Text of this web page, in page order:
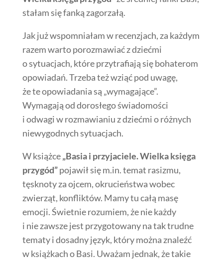
stałam się fanką zagorzałą.
Jak już wspomniałam w recenzjach, za każdym
razem warto porozmawiać z dziećmi
o sytuacjach, które przytrafiają się bohaterom
opowiadań. Trzeba też wziąć pod uwagę,
że te opowiadania są „wymagające”.
Wymagają od dorosłego świadomości
i odwagi w rozmawianiu z dziećmi o różnych
niewygodnych sytuacjach.
W książce„Basia i przyjaciele. Wielka księga
przygód”pojawił się m.in. temat rasizmu,
tęsknoty za ojcem, okrucieństwa wobec
zwierząt, konfliktów. Mamy tu całą masę
emocji. Świetnie rozumiem, że nie każdy
i nie zawsze jest przygotowany na tak trudne
tematy i dosadny język, który można znaleźć
w książkach o Basi. Uważam jednak, że takie